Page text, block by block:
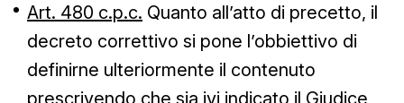
Art. 480 c.p.c. Quanto all’atto di precetto, il
decreto correttivo si pone l’obbiettivo di
definirne ulteriormente il contenuto
prescrivendo che sia ivi indicato il Giudice